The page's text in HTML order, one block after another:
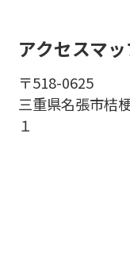
アクセスマ
〒518-0625
三重県名張市桔
１